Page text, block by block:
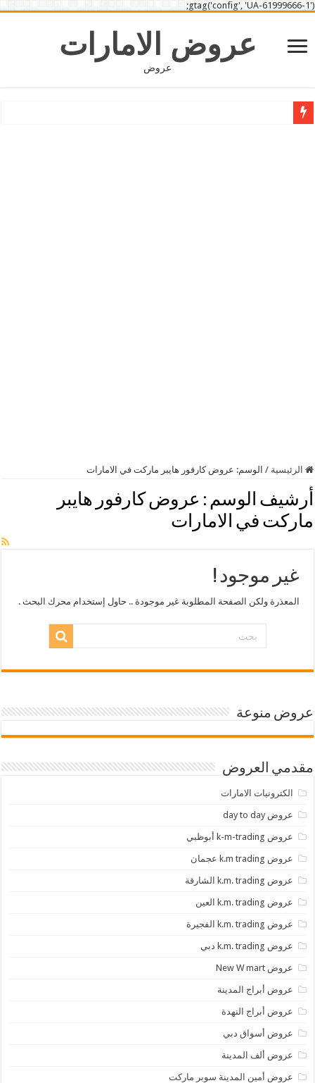
gtag('config', 'UA-61999666-1');
عروض الامارات
عروض
الرئيسية / الوسم: عروض كارفور هايبر ماركت في الامارات
أرشيف الوسم : عروض كارفور هايبر
ماركت في الامارات
غير موجود !
المعذرة ولكن الصفحة المطلوبة غير موجودة .. حاول إستخدام محرك البحث .
عروض منوعة
مقدمي العروض
الكترونيات الامارات
عروض day to day
عروض k-m-trading أبوظبي
عروض k.m trading عجمان
عروض k.m. trading الشارقة
عروض k.m. trading العين
عروض k.m. trading الفجيرة
عروض k.m. trading دبي
عروض New W mart
عروض أبراج المدينة
عروض أبراج النهدة
عروض أسواق دبي
عروض ألف المدينة
عروض أمين المدينة سوبر ماركت